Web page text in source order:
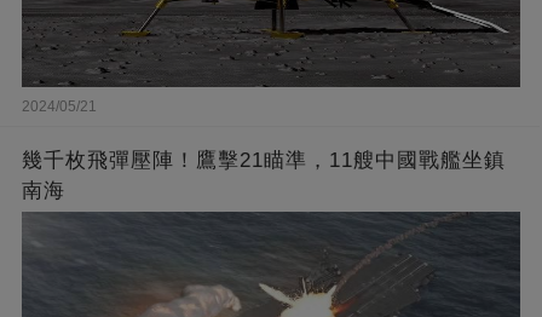
2024/05/21
幾千枚飛彈壓陣！鷹擊21瞄準，11艘中國戰艦坐鎮
南海